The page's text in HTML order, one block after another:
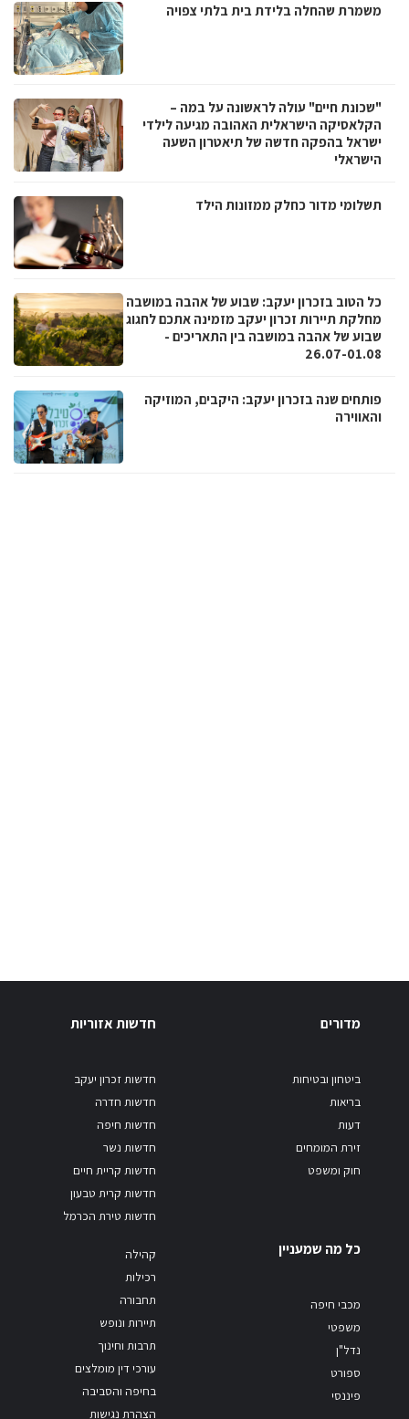
משמרת שהחלה בלידת בית בלתי צפויה
"שכונת חיים" עולה לראשונה על במה –
הקלאסיקה הישראלית האהובה מגיעה לילדי
ישראל בהפקה חדשה של תיאטרון השעה
הישראלי
תשלומי מדור כחלק ממזונות הילד
כל הטוב בזכרון יעקב: שבוע של אהבה במושבה
מחלקת תיירות זכרון יעקב מזמינה אתכם לחגוג
שבוע של אהבה במושבה בין התאריכים -
26.07-01.08
פותחים שנה בזכרון יעקב: היקבים, המוזיקה
והאווירה
מדורים
ביטחון ובטיחות
בריאות
דעות
זירת המומחים
חוק ומשפט
חדשות אזוריות
חדשות זכרון יעקב
חדשות חדרה
חדשות חיפה
חדשות נשר
חדשות קריית חיים
חדשות קרית טבעון
חדשות טירת הכרמל
כל מה שמעניין
מכבי חיפה
משפטי
נדל"ן
ספורט
פיננסי
קהילה
רכילות
תחבורה
תיירות ונופש
תרבות וחינוך
עורכי דין מומלצים
בחיפה והסביבה
הצהרת נגישות